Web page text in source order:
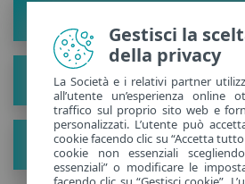
Soluzioni
Il progetto
Gestisci la
della privacy
La Società e i relativi partner
all’utente un’esperienza online
traffico sul proprio sito web e
personalizzati. L’utente può
cookie facendo clic su “Accetta
cookie non essenziali
essenziali” o modificare le